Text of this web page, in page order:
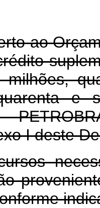
ao
milhões,
e
I deste